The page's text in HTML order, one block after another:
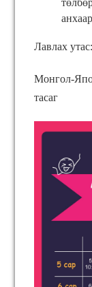
Лавлах
Монгол-
тасаг